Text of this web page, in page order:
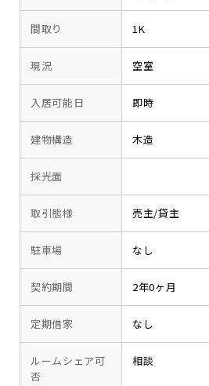
間取り 1K
現況 空室
入居可能日 即時
建物構造 木造
採光面
取引態様 売主/貸主
駐車場 なし
契約期間 2年0ヶ月
定期借家 なし
ルームシェア可
否
相談